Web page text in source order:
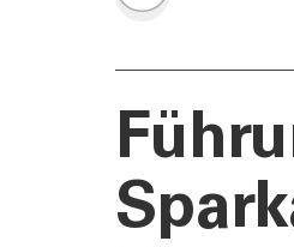
Mobile Payments
Jugend - Spark